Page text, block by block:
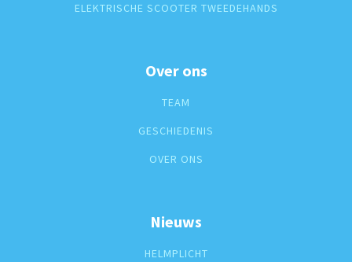
ELEKTRISCHE SCOOTER TWEEDEHANDS
Over ons
TEAM
GESCHIEDENIS
OVER ONS
Nieuws
HELMPLICHT